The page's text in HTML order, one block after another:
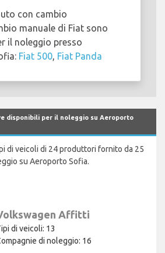
con cambio
manuale di Fiat sono
il noleggio presso
Fiat 500, Fiat Panda
disponibili per il noleggio su Aeroporto
di veicoli di 24 produttori fornito da 25
su Aeroporto Sofia.
Affitti
di veicoli: 13
di noleggio: 16